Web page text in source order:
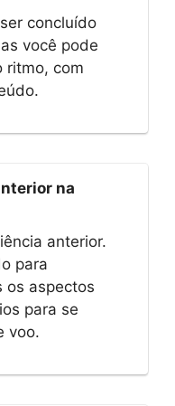
concluído
você pode
ritmo, com
na
anterior.
para
os aspectos
para se
voo.